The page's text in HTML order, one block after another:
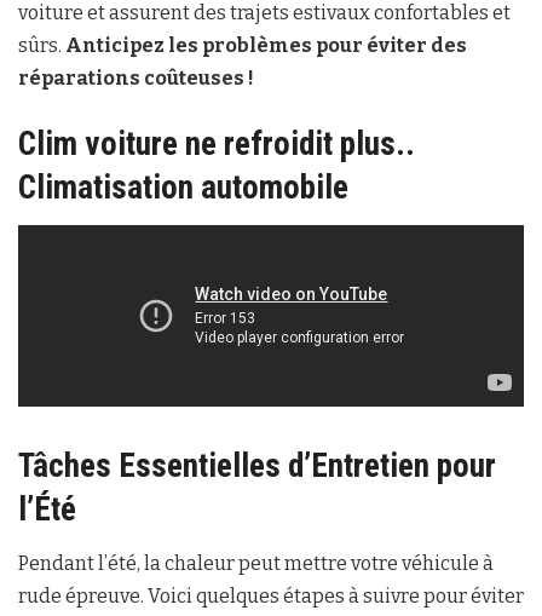
voiture et assurent des trajets estivaux confortables et
sûrs. Anticipez les problèmes pour éviter des
réparations coûteuses !
Clim voiture ne refroidit plus..
Climatisation automobile
Tâches Essentielles d’Entretien pour
l’Été
Pendant l’été, la chaleur peut mettre votre véhicule à
rude épreuve. Voici quelques étapes à suivre pour éviter